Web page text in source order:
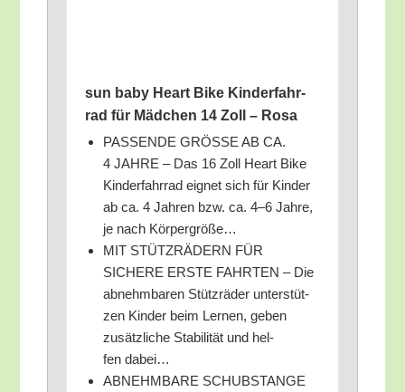
sun baby Heart Bike Kin­der­fahr­
rad für Mäd­chen 14 Zoll – Rosa
PASSENDE GRÖSSE AB CA.
4 JAHRE – Das 16 Zoll Heart Bike
Kin­der­fahr­rad eig­net sich für Kin­der
ab ca. 4 Jah­ren bzw. ca. 4–6 Jah­re,
je nach Körpergröße…
MIT STÜTZRÄDERN FÜR
SICHERE ERSTE FAHRTEN – Die
abnehm­ba­ren Stütz­rä­der unter­stüt­
zen Kin­der beim Ler­nen, geben
zusätz­li­che Sta­bi­li­tät und hel­
fen dabei…
ABNEHMBARE SCHUBSTANGE